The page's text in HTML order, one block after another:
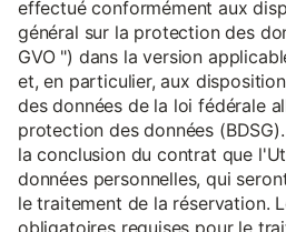
effectué conformément aux
général sur la protection des
GVO ") dans la version
et, en particulier, aux
des données de la loi fédérale
protection des données
la conclusion du contrat que
données personnelles, qui
le traitement de la réservation.